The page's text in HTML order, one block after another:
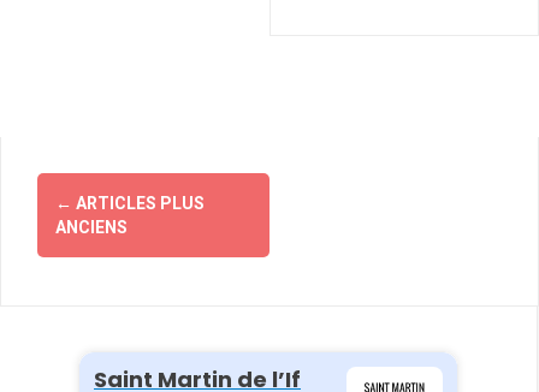
Navigation
des
← ARTICLES PLUS
ANCIENS